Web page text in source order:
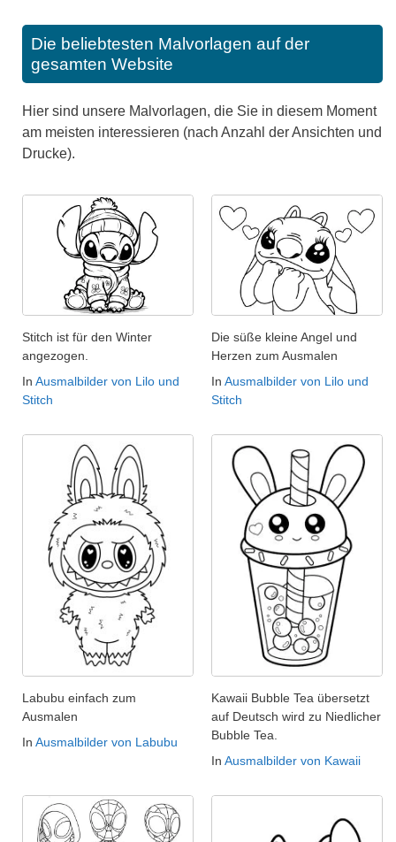
Die beliebtesten Malvorlagen auf der
gesamten Website
Hier sind unsere Malvorlagen, die Sie in diesem Moment
am meisten interessieren (nach Anzahl der Ansichten und
Drucke).
Stitch ist für den Winter
angezogen.
In Ausmalbilder von Lilo und
Stitch
Die süße kleine Angel und
Herzen zum Ausmalen
In Ausmalbilder von Lilo und
Stitch
Labubu einfach zum
Ausmalen
In Ausmalbilder von Labubu
Kawaii Bubble Tea übersetzt
auf Deutsch wird zu Niedlicher
Bubble Tea.
In Ausmalbilder von Kawaii